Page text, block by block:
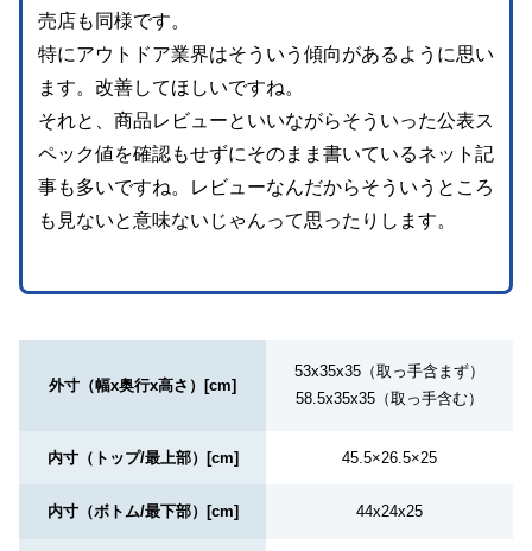
売店も同様です。
特にアウトドア業界はそういう傾向があるように思い
ます。改善してほしいですね。
それと、商品レビューといいながらそういった公表ス
ペック値を確認もせずにそのまま書いているネット記
事も多いですね。レビューなんだからそういうところ
も見ないと意味ないじゃんって思ったりします。
外寸（幅x奥行x高さ）[cm]
53x35x35（取っ手含まず）
58.5x35x35（取っ手含む）
内寸（トップ/最上部）[cm] 45.5×26.5×25
内寸（ボトム/最下部）[cm] 44x24x25